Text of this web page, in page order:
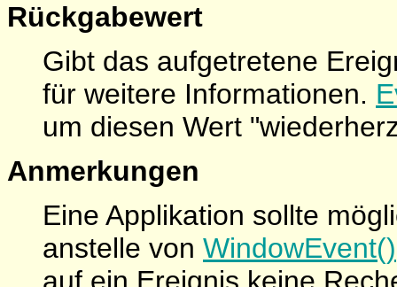
Rückgabewert
Gibt das aufgetretene
für weitere Informationen.
um diesen Wert
Anmerkungen
Eine Applikation sollte
anstelle von WindowEvent()